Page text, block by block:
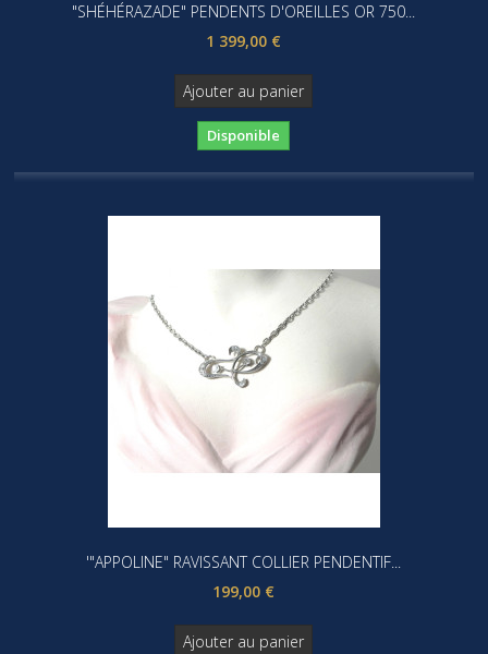
"SHÉHÉRAZADE" PENDENTS D'OREILLES OR 750...
1 399,00 €
Ajouter au panier
Disponible
'"APPOLINE" RAVISSANT COLLIER PENDENTIF...
199,00 €
Ajouter au panier